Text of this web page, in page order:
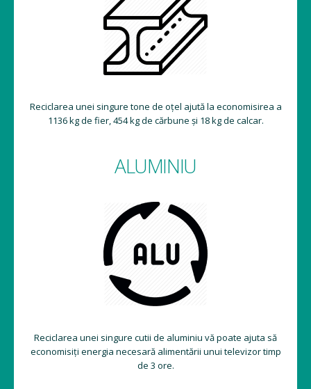
Reciclarea unei singure tone de oțel ajută la economisirea a
1136 kg de fier, 454 kg de cărbune și 18 kg de calcar.
ALUMINIU
Reciclarea unei singure cutii de aluminiu vă poate ajuta să
economisiți energia necesară alimentării unui televizor timp
de 3 ore.